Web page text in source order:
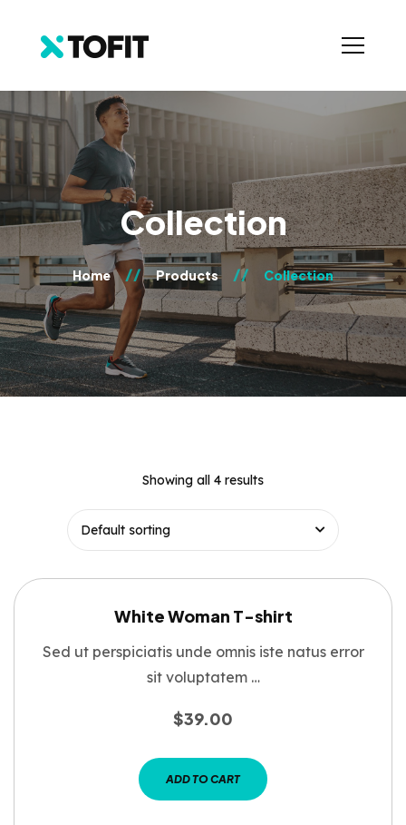
Collection
Home Products Collection
Showing all 4 results
White Woman T-shirt
Sed ut perspiciatis unde omnis iste natus error
sit voluptatem …
$39.00
ADD TO CART